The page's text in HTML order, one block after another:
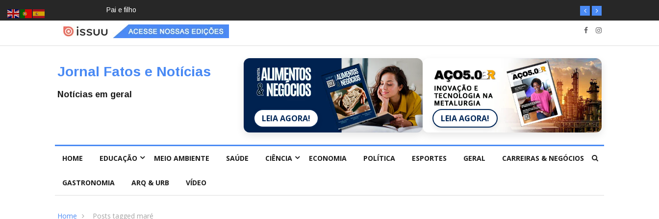
Pai e filhoCrochê,
jardinage
m, diário:
mulheres
rindo
hobbies
desacele
Jornal Fatos e Notícias
Notícias em geral
LEIA AGORA! LEIA AGORA!
HOME EDUCAÇÃO MEIO AMBIENTE SAÚDE CIÊNCIA ECONOMIA POLÍTICA ESPORTES GERAL CARREIRAS & NEGÓCIOS
GASTRONOMIA ARQ & URB VÍDEO
Home Posts tagged maré